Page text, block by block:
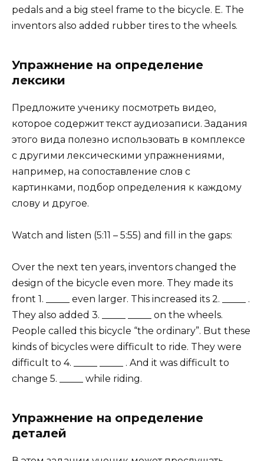
pedals and a big steel frame to the bicycle. E. The
inventors also added rubber tires to the wheels.
Упражнение на определение
лексики
Предложите ученику посмотреть видео,
которое содержит текст аудиозаписи. Задания
этого вида полезно использовать в комплексе
с другими лексическими упражнениями,
например, на сопоставление слов с
картинками, подбор определения к каждому
слову и другое.
Watch and listen (5:11 – 5:55) and fill in the gaps:
Over the next ten years, inventors changed the
design of the bicycle even more. They made its
front 1. _____ even larger. This increased its 2. _____ .
They also added 3. _____ _____ on the wheels.
People called this bicycle “the ordinary”. But these
kinds of bicycles were difficult to ride. They were
difficult to 4. _____ _____ . And it was difficult to
change 5. _____ while riding.
Упражнение на определение
деталей